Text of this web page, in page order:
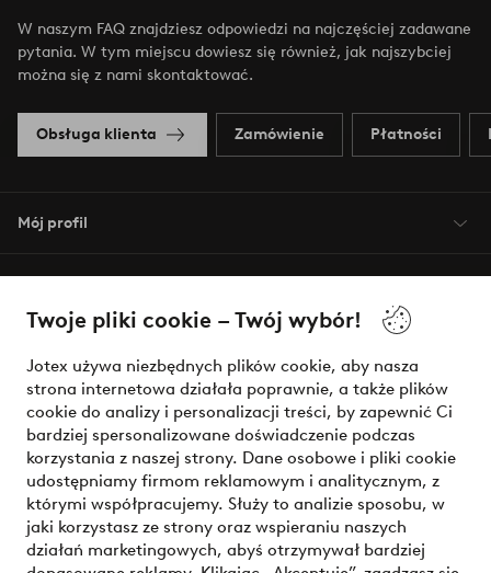
Twoje pliki cookie – Twój wybór!
Jotex używa niezbędnych plików cookie, aby nasza
strona internetowa działała poprawnie, a także plików
cookie do analizy i personalizacji treści, by zapewnić Ci
bardziej spersonalizowane doświadczenie podczas
korzystania z naszej strony. Dane osobowe i pliki cookie
udostępniamy firmom reklamowym i analitycznym, z
którymi współpracujemy. Służy to analizie sposobu, w
jaki korzystasz ze strony oraz wspieraniu naszych
działań marketingowych, abyś otrzymywał bardziej
W naszym FAQ znajdziesz odpowiedzi na najczęściej zadawane
pytania. W tym miejscu dowiesz się również, jak najszybciej
można się z nami skontaktować.
Obsługa klienta Zamówienie Płatności
Mój profil
Warunki
Bezpieczne płatności - zapłać teraz lub podziel się
Chcesz dowiedzieć się więcej o naszych opcjach płatności